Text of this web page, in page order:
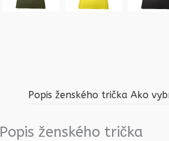
Popis ženského trička Ako
Popis ženského trička